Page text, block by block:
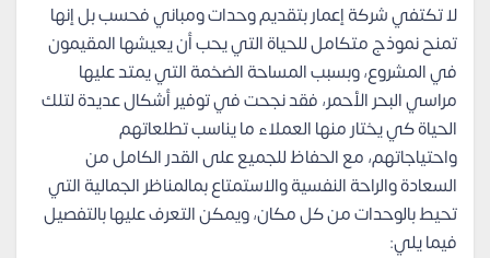
لا تكتفي شركة إعمار بتقديم وحدات ومباني فحسب بل إنها
تمنح نموذج متكامل للحياة التي يحب أن يعيشها المقيمون
في المشروع، وبسبب المساحة الضخمة التي يمتد عليها
مراسي البحر الأحمر، فقد نجحت في توفير أشكال عديدة لتلك
الحياة كي يختار منها العملاء ما يناسب تطلعاتهم
واحتياجاتهم، مع الحفاظ للجميع على القدر الكامل من
السعادة والراحة النفسية والاستمتاع بمالمناظر الجمالية التي
تحيط بالوحدات من كل مكان، ويمكن التعرف عليها بالتفصيل
فيما يلي: